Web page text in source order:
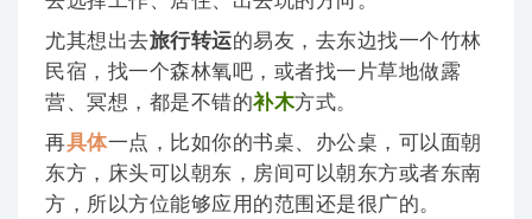
尤其想出去旅行转运的易友，去东边找一个竹林
民宿，找一个森林氧吧，或者找一片草地做露
营、冥想，都是不错的补木方式。
再具体一点，比如你的书桌、办公桌，可以面朝
东方，床头可以朝东，房间可以朝东方或者东南
方，所以方位能够应用的范围还是很广的。